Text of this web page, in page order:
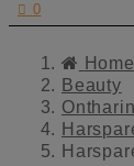
 0
Home
Beauty